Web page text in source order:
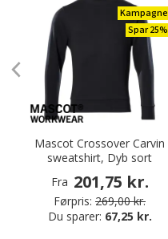
Kampagne
Spar 25%
Mascot Crossover Carvin
sweatshirt, Dyb sort
Fra 201,75 kr.
Førpris: 269,00 kr.
Du sparer: 67,25 kr.